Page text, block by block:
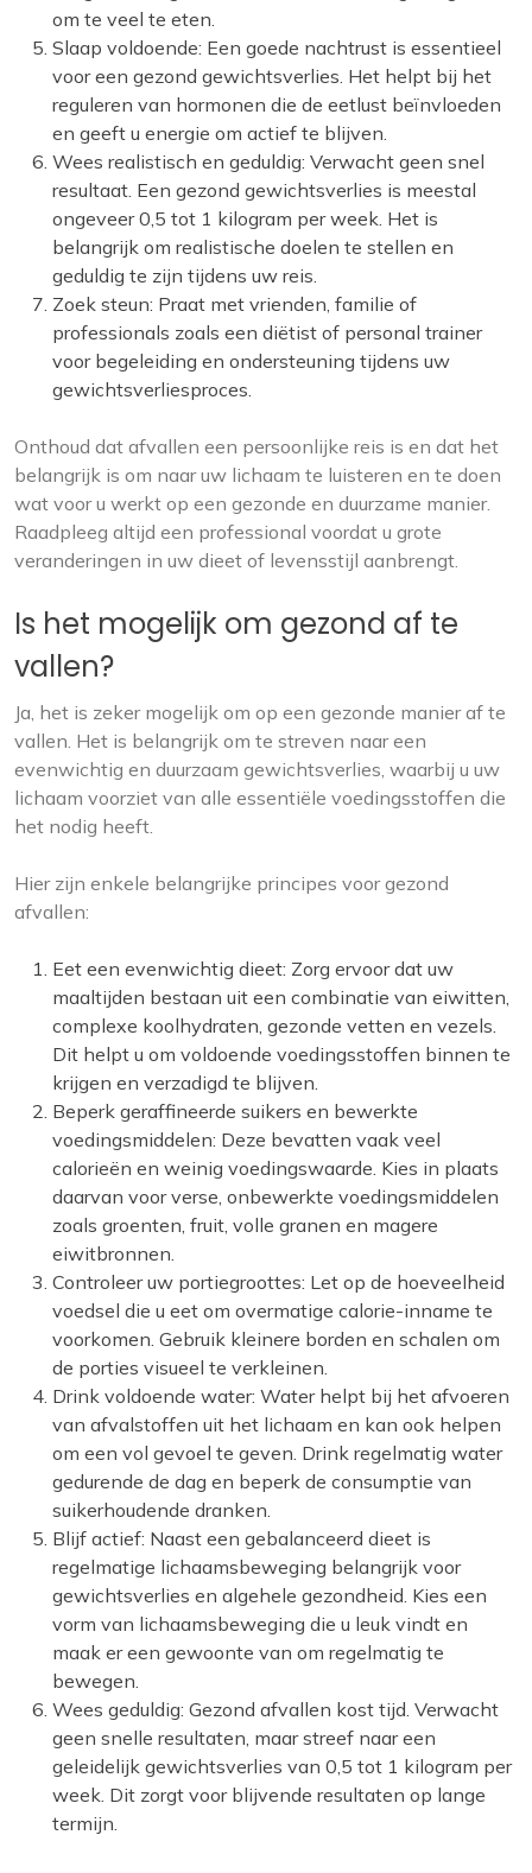
om te veel te eten.
Slaap voldoende: Een goede nachtrust is essentieel
voor een gezond gewichtsverlies. Het helpt bij het
reguleren van hormonen die de eetlust beïnvloeden
en geeft u energie om actief te blijven.
Wees realistisch en geduldig: Verwacht geen snel
resultaat. Een gezond gewichtsverlies is meestal
ongeveer 0,5 tot 1 kilogram per week. Het is
belangrijk om realistische doelen te stellen en
geduldig te zijn tijdens uw reis.
Zoek steun: Praat met vrienden, familie of
professionals zoals een diëtist of personal trainer
voor begeleiding en ondersteuning tijdens uw
gewichtsverliesproces.
Onthoud dat afvallen een persoonlijke reis is en dat het
belangrijk is om naar uw lichaam te luisteren en te doen
wat voor u werkt op een gezonde en duurzame manier.
Raadpleeg altijd een professional voordat u grote
veranderingen in uw dieet of levensstijl aanbrengt.
Is het mogelijk om gezond af te
vallen?
Ja, het is zeker mogelijk om op een gezonde manier af te
vallen. Het is belangrijk om te streven naar een
evenwichtig en duurzaam gewichtsverlies, waarbij u uw
lichaam voorziet van alle essentiële voedingsstoffen die
het nodig heeft.
Hier zijn enkele belangrijke principes voor gezond
afvallen:
Eet een evenwichtig dieet: Zorg ervoor dat uw
maaltijden bestaan uit een combinatie van eiwitten,
complexe koolhydraten, gezonde vetten en vezels.
Dit helpt u om voldoende voedingsstoffen binnen te
krijgen en verzadigd te blijven.
Beperk geraffineerde suikers en bewerkte
voedingsmiddelen: Deze bevatten vaak veel
calorieën en weinig voedingswaarde. Kies in plaats
daarvan voor verse, onbewerkte voedingsmiddelen
zoals groenten, fruit, volle granen en magere
eiwitbronnen.
Controleer uw portiegroottes: Let op de hoeveelheid
voedsel die u eet om overmatige calorie-inname te
voorkomen. Gebruik kleinere borden en schalen om
de porties visueel te verkleinen.
Drink voldoende water: Water helpt bij het afvoeren
van afvalstoffen uit het lichaam en kan ook helpen
om een vol gevoel te geven. Drink regelmatig water
gedurende de dag en beperk de consumptie van
suikerhoudende dranken.
Blijf actief: Naast een gebalanceerd dieet is
regelmatige lichaamsbeweging belangrijk voor
gewichtsverlies en algehele gezondheid. Kies een
vorm van lichaamsbeweging die u leuk vindt en
maak er een gewoonte van om regelmatig te
bewegen.
Wees geduldig: Gezond afvallen kost tijd. Verwacht
geen snelle resultaten, maar streef naar een
geleidelijk gewichtsverlies van 0,5 tot 1 kilogram per
week. Dit zorgt voor blijvende resultaten op lange
termijn.